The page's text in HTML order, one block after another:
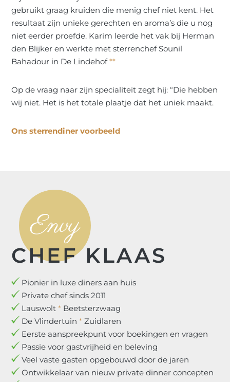
gebruikt graag kruiden die menig chef niet kent. Het
resultaat zijn unieke gerechten en aroma’s die u nog
niet eerder proefde. Karim leerde het vak bij Herman
den Blijker en werkte met sterrenchef Sounil
Bahadour in De Lindehof**
Op de vraag naar zijn specialiteit zegt hij: “Die hebben
wij niet. Het is het totale plaatje dat het uniek maakt.
Ons sterrendiner voorbeeld
Envy
CHEF KLAAS
Pionier in luxe diners aan huis
Private chef sinds 2011
Lauswolt* Beetsterzwaag
De Vlindertuin* Zuidlaren
Eerste aanspreekpunt voor boekingen en vragen
Passie voor gastvrijheid en beleving
Veel vaste gasten opgebouwd door de jaren
Ontwikkelaar van nieuw private dinner concepten